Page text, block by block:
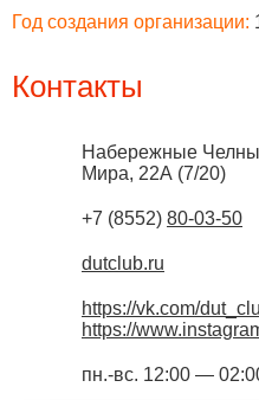
Год создания организации:
Контакты
Набережные Челны
Мира, 22А (7/20)
+7 (8552) 80-03-50
dutclub.ru
https://vk.com/
https://
пн.-вс. 12:00 —